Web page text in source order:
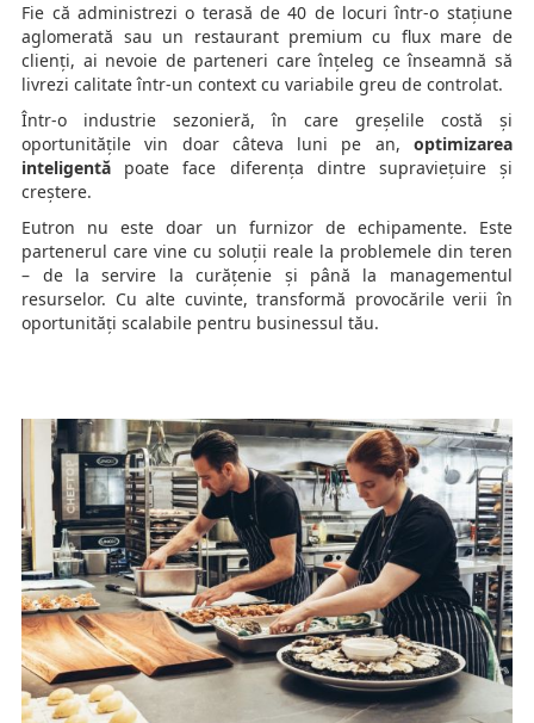
Fie că administrezi o terasă de 40 de locuri într-o stațiune
aglomerată sau un restaurant premium cu flux mare de
clienți, ai nevoie de parteneri care înțeleg ce înseamnă să
livrezi calitate într-un context cu variabile greu de controlat.
Într-o industrie sezonieră, în care greșelile costă și
oportunitățile vin doar câteva luni pe an, optimizarea
inteligentă poate face diferența dintre supraviețuire și
creștere.
Eutron nu este doar un furnizor de echipamente. Este
partenerul care vine cu soluții reale la problemele din teren
– de la servire la curățenie și până la managementul
resurselor. Cu alte cuvinte, transformă provocările verii în
oportunități scalabile pentru businessul tău.